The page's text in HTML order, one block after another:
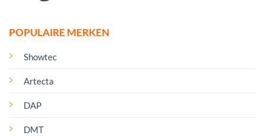
POPULAIRE MERKEN
Showtec
Artecta
DAP
DMT